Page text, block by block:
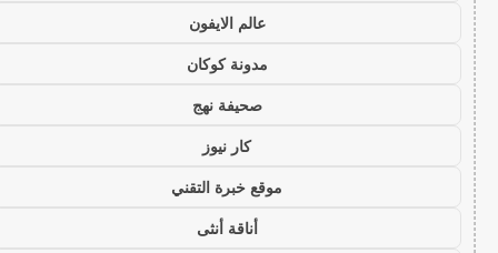
عالم الايفون
مدونة كوكان
صحيفة نهج
كار نيوز
موقع خبرة التقني
أناقة أنثى